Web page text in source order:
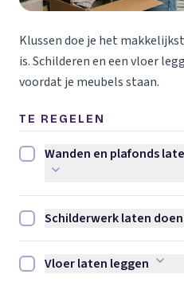
Klussen doe je het
is. Schilderen en een vloer
voordat je meubels staan.
TE REGELEN
Wanden en plafonds laten
Wanden en plafonds
Schilderwerk laten doen
Schilderwerk laten doen
Vloer laten leggen afvinken
Vloer laten leggen